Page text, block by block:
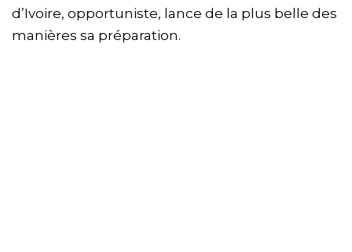
d’Ivoire, opportuniste, lance de la plus belle des
manières sa préparation.